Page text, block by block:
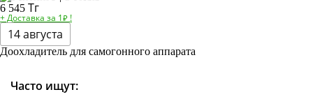
6 545 Тг
+ Доставка за 1₽ !
14 августа
Доохладитель для самогонного аппарата
Часто ищут: